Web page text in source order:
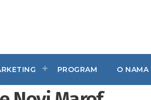
PROGRAM O NAMA